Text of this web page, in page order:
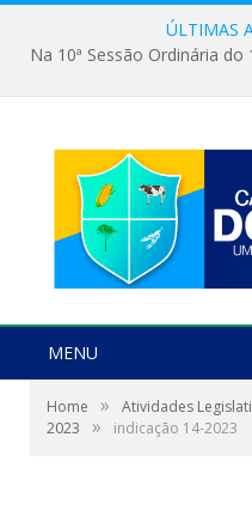
ÚLTIMAS
MENU
Home » Atividades
2023
» indicação 14-2023